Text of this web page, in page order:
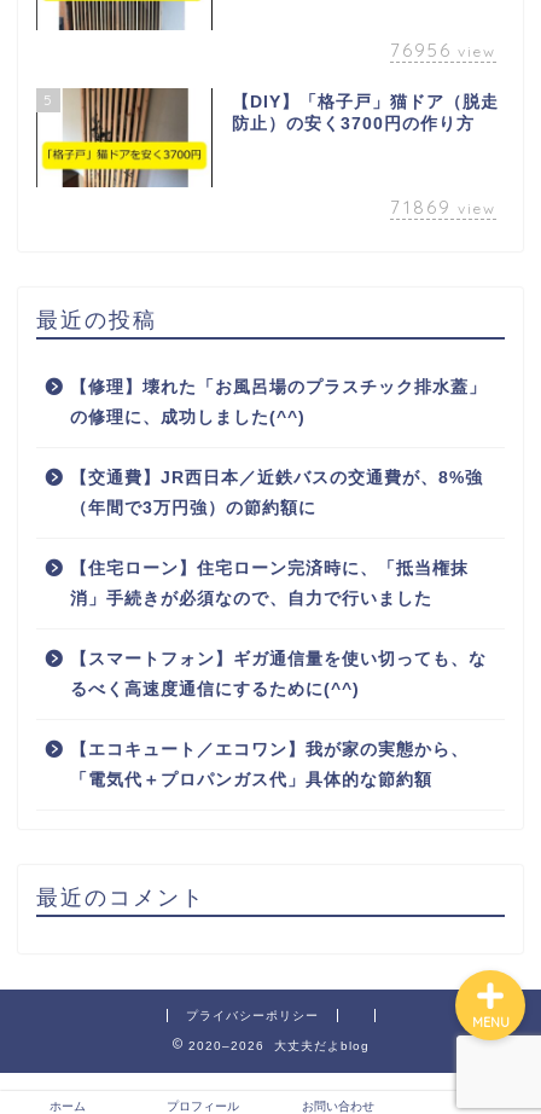
76956 view
5
【DIY】「格子戸」猫ドア（脱走
防止）の安く3700円の作り方
71869 view
最近の投稿
【修理】壊れた「お風呂場のプラスチック排水蓋」
の修理に、成功しました(^^)
【交通費】JR西日本／近鉄バスの交通費が、8%強
（年間で3万円強）の節約額に
【住宅ローン】住宅ローン完済時に、「抵当権抹
消」手続きが必須なので、自力で行いました
【スマートフォン】ギガ通信量を使い切っても、な
るべく高速度通信にするために(^^)
【エコキュート／エコワン】我が家の実態から、
「電気代＋プロパンガス代」具体的な節約額
最近のコメント
プライバシーポリシー
2020–2026 大丈夫だよblog
ホーム プロフィール お問い合わせ
MENU
ホーム